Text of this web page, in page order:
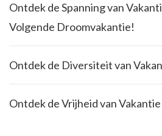
Ontdek de Spanning van
Volgende Droomvakantie!
Ontdek de Diversiteit van
Ontdek de Vrijheid van